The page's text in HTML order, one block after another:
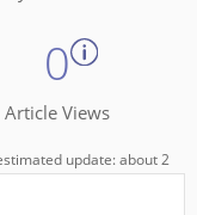
0
Article Views
update: about 2